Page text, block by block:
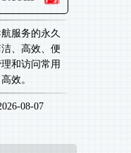
服务的永久
、高效、便
和访问常用
效。
08-07